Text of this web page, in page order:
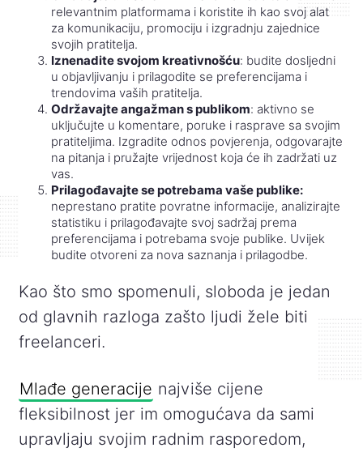
relevantnim platformama i koristite ih kao svoj alat
za komunikaciju, promociju i izgradnju zajednice
svojih pratitelja.
Iznenadite svojom kreativnošću: budite dosljedni
u objavljivanju i prilagodite se preferencijama i
trendovima vaših pratitelja.
Održavajte angažman s publikom: aktivno se
uključujte u komentare, poruke i rasprave sa svojim
pratiteljima. Izgradite odnos povjerenja, odgovarajte
na pitanja i pružajte vrijednost koja će ih zadržati uz
vas.
Prilagođavajte se potrebama vaše publike:
neprestano pratite povratne informacije, analizirajte
statistiku i prilagođavajte svoj sadržaj prema
preferencijama i potrebama svoje publike. Uvijek
budite otvoreni za nova saznanja i prilagodbe.
Kao što smo spomenuli, sloboda je jedan
od glavnih razloga zašto ljudi žele biti
freelanceri.
Mlađe generacije najviše cijene
fleksibilnost jer im omogućava da sami
upravljaju svojim radnim rasporedom,